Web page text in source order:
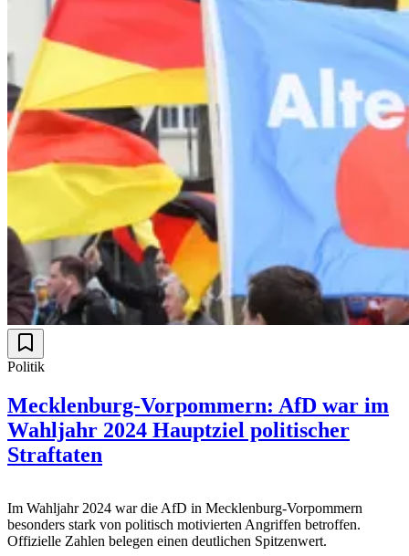
Politik
Mecklenburg-Vorpommern: AfD war im
Wahljahr 2024 Hauptziel politischer
Straftaten
Im Wahljahr 2024 war die AfD in Mecklenburg-Vorpommern
besonders stark von politisch motivierten Angriffen betroffen.
Offizielle Zahlen belegen einen deutlichen Spitzenwert.